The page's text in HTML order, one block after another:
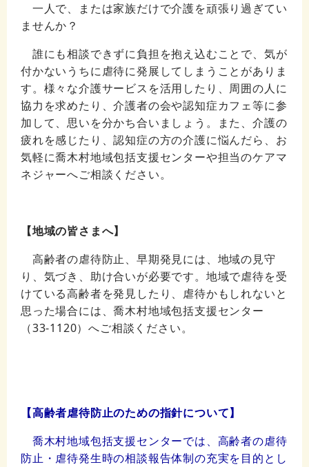
一人で、または家族だけで介護を頑張り過ぎてい
ませんか？
誰にも相談できずに負担を抱え込むことで、気が
付かないうちに虐待に発展してしまうことがありま
す。様々な介護サービスを活用したり、周囲の人に
協力を求めたり、介護者の会や認知症カフェ等に参
加して、思いを分かち合いましょう。また、介護の
疲れを感じたり、認知症の方の介護に悩んだら、お
気軽に喬木村地域包括支援センターや担当のケアマ
ネジャーへご相談ください。
【地域の皆さまへ】
高齢者の虐待防止、早期発見には、地域の見守
り、気づき、助け合いが必要です。地域で虐待を受
けている高齢者を発見したり、虐待かもしれないと
思った場合には、喬木村地域包括支援センター
（33-1120）へご相談ください。
【高齢者虐待防止のための指針について】
喬木村地域包括支援センターでは、高齢者の虐待
防止・虐待発生時の相談報告体制の充実を目的とし